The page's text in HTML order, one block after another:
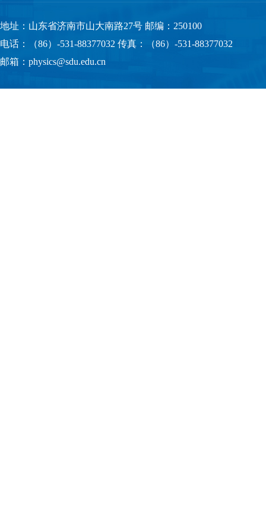
地址：山东省济南市山大南路27号 邮编：250100
电话：（86）-531-88377032 传真：（86）-531-88377032
邮箱：physics@sdu.edu.cn